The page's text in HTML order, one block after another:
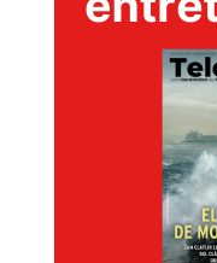
T-
EVENTOS